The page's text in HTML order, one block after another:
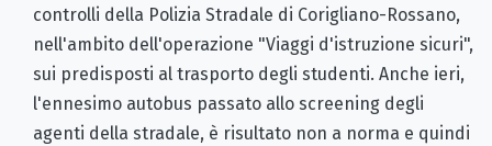
controlli della Polizia Stradale di Corigliano-Rossano,
nell'ambito dell'operazione "Viaggi d'istruzione sicuri",
sui predisposti al trasporto degli studenti. Anche ieri,
l'ennesimo autobus passato allo screening degli
agenti della stradale, è risultato non a norma e quindi